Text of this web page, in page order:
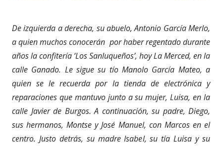
De izquierda a derecha, su abuelo, Antonio García Merlo,
a quien muchos conocerán por haber regentado durante
años la confitería ‘Los Sanluqueños’, hoy La Merced, en la
calle Ganado. Le sigue su tío Manolo García Mateo, a
quien se le recuerda por la tienda de electrónica y
reparaciones que mantuvo junto a su mujer, Luisa, en la
calle Javier de Burgos. A continuación, su padre, Diego,
sus hermanos, Montse y José Manuel, con Marcos en el
centro. Justo detrás, su madre Isabel, su tía Luisa y su